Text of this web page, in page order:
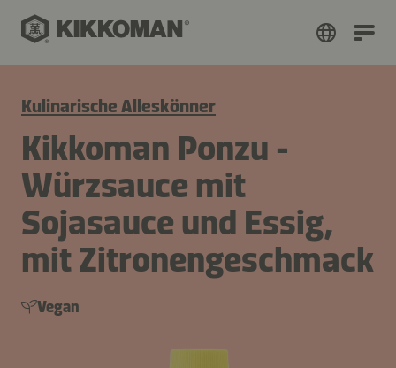
Kulinarische Alleskönner
Kikkoman Ponzu -
Würzsauce mit
Sojasauce und Essig,
mit Zitronengeschmack
Vegan